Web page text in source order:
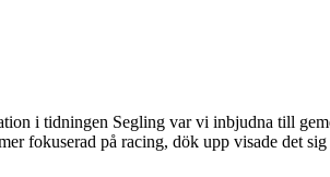
i tidningen Segling var vi inbjudna till
fokuserad på racing, dök upp visade det